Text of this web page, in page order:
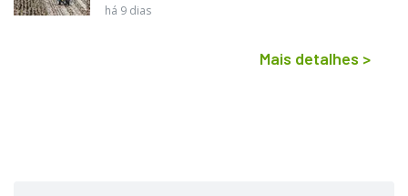
há 9 dias
Mais detalhes >